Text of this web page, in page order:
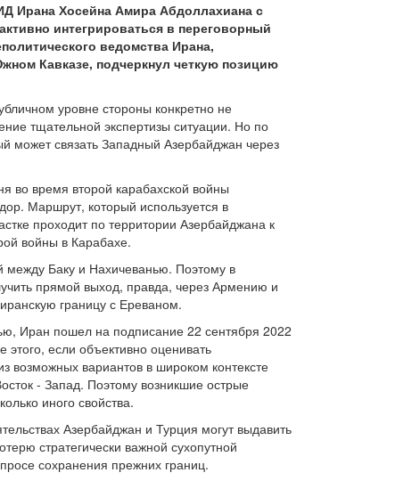
Ирана Хосейна Амира Абдоллахиана с
интегрироваться в переговорный
ведомства Ирана,
Кавказе, подчеркнул четкую позицию
уровне стороны конкретно не
тщательной экспертизы ситуации. Но по
может связать Западный Азербайджан через
во время второй карабахской войны
Маршрут, который используется в
проходит по территории Азербайджана к
войны в Карабахе.
между Баку и Нахичеванью. Поэтому в
прямой выход, правда, через Армению и
границу с Ереваном.
Иран пошел на подписание 22 сентября 2022
если объективно оценивать
возможных вариантов в широком контексте
- Запад. Поэтому возникшие острые
иного свойства.
Азербайджан и Турция могут выдавить
стратегически важной сухопутной
сохранения прежних границ.